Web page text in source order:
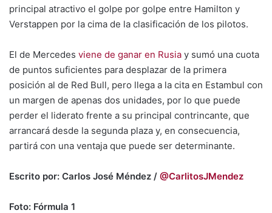
principal atractivo el golpe por golpe entre Hamilton y
Verstappen por la cima de la clasificación de los pilotos.
El de Mercedes viene de ganar en Rusia y sumó una cuota
de puntos suficientes para desplazar de la primera
posición al de Red Bull, pero llega a la cita en Estambul con
un margen de apenas dos unidades, por lo que puede
perder el liderato frente a su principal contrincante, que
arrancará desde la segunda plaza y, en consecuencia,
partirá con una ventaja que puede ser determinante.
Escrito por: Carlos José Méndez / @CarlitosJMendez
Foto: Fórmula 1